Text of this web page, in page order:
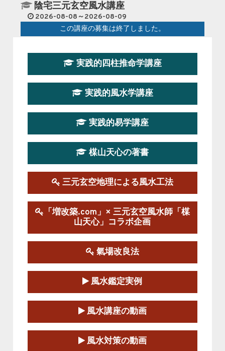
陰宅三元玄空風水講座
2026-08-08～2026-08-09
この講座の募集は終了しました。
第１９期立命塾『実践的易学講座』
2026-08-22～2026-10-25
第19期立命塾実践的四柱推命学講座
2026-03-20～2026-07-19
第１９期立命塾実践的風水学講座
この講座の募集は終了しました。
陰宅三元玄空風水講座
2025-06-07～2025-06-08
この講座の募集は終了しました。
第１８期立命塾『実践的易学講座』
2025-06-21～2025-08-24
この講座の募集は終了しました。
第１８期立命塾「実践的四柱立命学（四
柱推命学）講座」
2025-01-11～2025-05-11
この講座の募集は終了しました。
実践的四柱推命学講座
実践的風水学講座
実践的易学講座
楳山天心の著書
三元玄空地理による風水工法
「増改築.com」× 三元玄空風水師「楳
山天心」コラボ企画
氣場改良法
風水鑑定実例
風水講座の動画
風水対策の動画